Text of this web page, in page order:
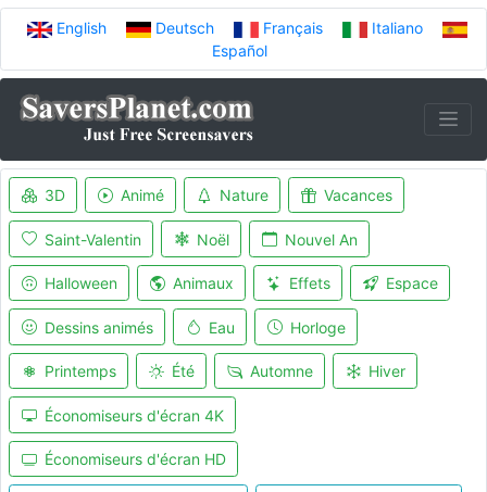
English Deutsch Français
Italiano
Español
3D Animé Nature Vacances
Saint-Valentin Noël Nouvel An
Halloween Animaux Effets Espace
Dessins animés Eau Horloge
Printemps Été Automne Hiver
Économiseurs d'écran 4K
Économiseurs d'écran HD